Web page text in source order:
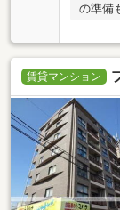
の準備
賃貸マンション